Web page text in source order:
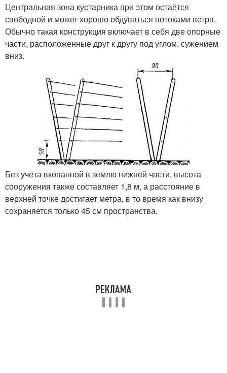
Центральная зона кустарника при этом остаётся
свободной и может хорошо обдуваться потоками ветра.
Обычно такая конструкция включает в себя две опорные
части, расположенные друг к другу под углом, сужением
вниз.
Без учёта вкопанной в землю нижней части, высота
сооружения также составляет 1,8 м, а расстояние в
верхней точке достигает метра, в то время как внизу
сохраняется только 45 см пространства.